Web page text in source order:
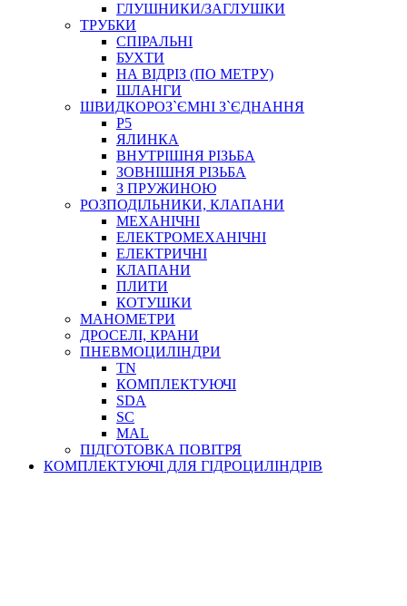
ГЛУШНИКИ/ЗАГЛУШКИ
ТРУБКИ
СПІРАЛЬНІ
БУХТИ
НА ВІДРІЗ (ПО МЕТРУ)
ШЛАНГИ
ШВИДКОРОЗ`ЄМНІ З`ЄДНАННЯ
P5
ЯЛИНКА
ВНУТРІШНЯ РІЗЬБА
ЗОВНІШНЯ РІЗЬБА
З ПРУЖИНОЮ
РОЗПОДІЛЬНИКИ, КЛАПАНИ
МЕХАНІЧНІ
ЕЛЕКТРОМЕХАНІЧНІ
ЕЛЕКТРИЧНІ
КЛАПАНИ
ПЛИТИ
КОТУШКИ
МАНОМЕТРИ
ДРОСЕЛІ, КРАНИ
ПНЕВМОЦИЛІНДРИ
TN
КОМПЛЕКТУЮЧІ
SDA
SC
MAL
ПІДГОТОВКА ПОВІТРЯ
КОМПЛЕКТУЮЧІ ДЛЯ ГІДРОЦИЛІНДРІВ